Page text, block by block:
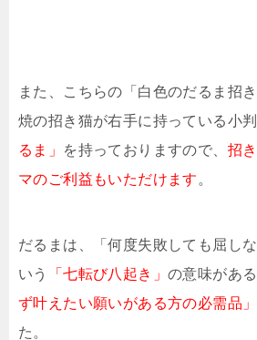
また、こちらの「白色のだるま招
焼の招き猫が右手に持っている小判
るま」
を持っておりますので、 招
マのご利益もいただけます 。
だるまは、「何度失敗しても屈し
いう
「七転び八起き」の意味があ
ず叶えたい願いがある方の必需品」
た。